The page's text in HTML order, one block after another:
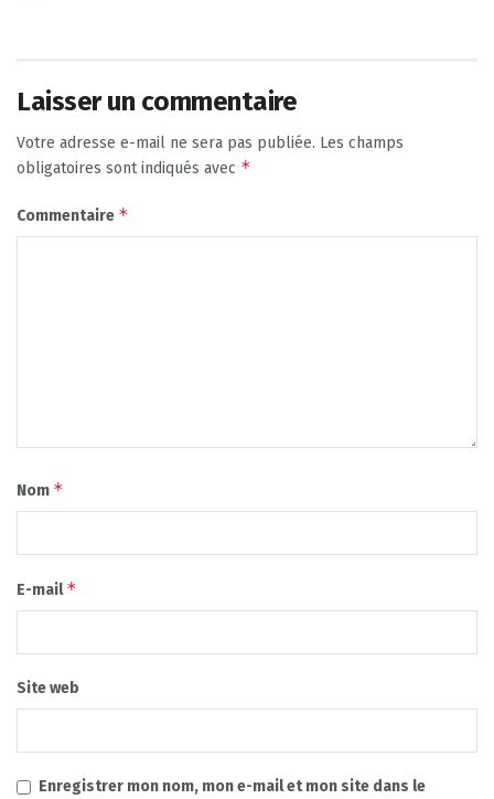
Laisser un commentaire
Votre adresse e-mail ne sera pas publiée. Les champs
obligatoires sont indiqués avec *
Commentaire *
Nom *
E-mail*
Site web
Enregistrer mon nom, mon e-mail et mon site dans le